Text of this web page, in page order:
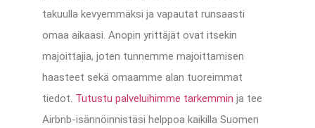
takuulla kevyemmäksi ja vapautat runsaasti
omaa aikaasi. Anopin yrittäjät ovat itsekin
majoittajia, joten tunnemme majoittamisen
haasteet sekä omaamme alan tuoreimmat
tiedot. Tutustu palveluihimme tarkemmin ja tee
Airbnb-isännöinnistäsi helppoa kaikilla Suomen